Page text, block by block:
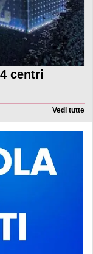
centri
Vedi tutte